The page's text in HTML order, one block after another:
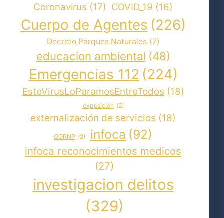
Coronavirus (17) COVID_19 (16)
Cuerpo de Agentes (226)
Decreto Parques Naturales (7)
educacion ambiental (48)
Emergencias 112 (224)
EsteVirusLoParamosEntreTodos (18)
exposición (2)
externalización de servicios (18)
GORNP (2) infoca (92)
infoca reconocimientos medicos
(27)
investigacion delitos
(329)